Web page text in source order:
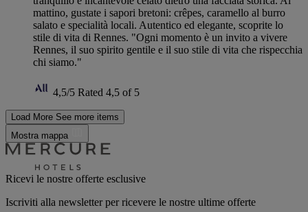
mattino, gustate i sapori bretoni: crêpes, caramello al burro
salato e specialità locali. Autentico ed elegante, scoprite lo
stile di vita di Rennes. "Ogni momento è un invito a vivere
Rennes, il suo spirito gentile e il suo stile di vita che rispecchia
chi siamo."
4,5/5 Rated 4,5 of 5
Load More See more items
Mostra mappa
Ricevi le nostre offerte esclusive
Iscriviti alla newsletter per ricevere le nostre ultime offerte